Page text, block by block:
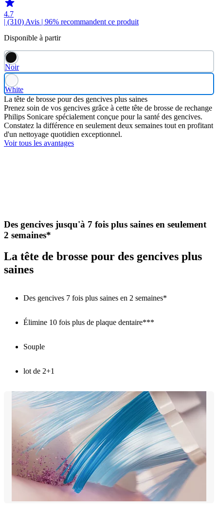
4.7
| (310) Avis | 96% recommandent ce produit
Disponible à partir
Noir
White
La tête de brosse pour des gencives plus saines
Prenez soin de vos gencives grâce à cette tête de brosse de rechange
Philips Sonicare spécialement conçue pour la santé des gencives.
Constatez la différence en seulement deux semaines tout en profitant
d'un nettoyage quotidien exceptionnel.
Voir tous les avantages
Des gencives jusqu'à 7 fois plus saines en seulement
2 semaines*
La tête de brosse pour des gencives plus
saines
Des gencives 7 fois plus saines en 2 semaines*
Élimine 10 fois plus de plaque dentaire***
Souple
lot de 2+1